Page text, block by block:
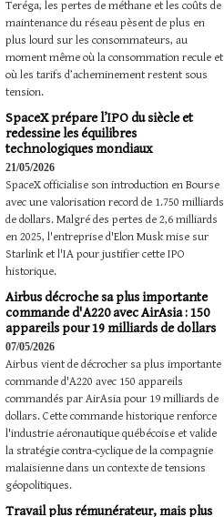
Teréga, les pertes de méthane et les coûts de
maintenance du réseau pèsent de plus en
plus lourd sur les consommateurs, au
moment même où la consommation recule et
où les tarifs d’acheminement restent sous
tension.
SpaceX prépare l’IPO du siècle et
redessine les équilibres
technologiques mondiaux
21/05/2026
SpaceX officialise son introduction en Bourse
avec une valorisation record de 1.750 milliards
de dollars. Malgré des pertes de 2,6 milliards
en 2025, l'entreprise d'Elon Musk mise sur
Starlink et l'IA pour justifier cette IPO
historique.
Airbus décroche sa plus importante
commande d'A220 avec AirAsia : 150
appareils pour 19 milliards de dollars
07/05/2026
Airbus vient de décrocher sa plus importante
commande d'A220 avec 150 appareils
commandés par AirAsia pour 19 milliards de
dollars. Cette commande historique renforce
l'industrie aéronautique québécoise et valide
la stratégie contra-cyclique de la compagnie
malaisienne dans un contexte de tensions
géopolitiques.
Travail plus rémunérateur, mais plus